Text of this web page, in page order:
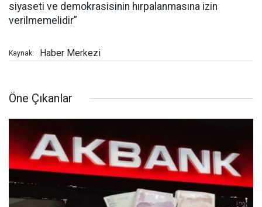
siyaseti ve demokrasisinin hırpalanmasına izin
verilmemelidir”
Kaynak: Haber Merkezi
Öne Çıkanlar